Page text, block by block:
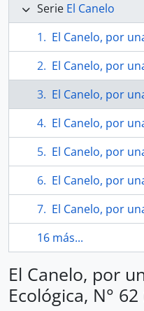
Serie El Canelo
El Canelo, por una
El Canelo, por una
El Canelo, por una
El Canelo, por una
El Canelo, por una
El Canelo, por una
El Canelo, por una
16 más...
El Canelo, por
Ecológica, N°